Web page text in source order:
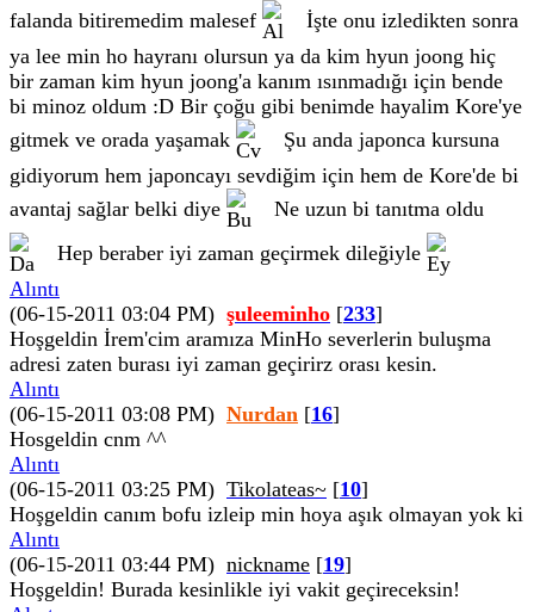
falanda bitiremedim malesef
İşte onu izledikten sonra
ya lee min ho hayranı olursun ya da kim hyun joong hiç
bir zaman kim hyun joong'a kanım ısınmadığı için bende
bi minoz oldum :D Bir çoğu gibi benimde hayalim Kore'ye
gitmek ve orada yaşamak
Şu anda japonca kursuna
gidiyorum hem japoncayı sevdiğim için hem de Kore'de bi
avantaj sağlar belki diye
Ne uzun bi tanıtma oldu
Hep beraber iyi zaman geçirmek dileğiyle
Alıntı
(06-15-2011 03:04 PM) şuleeminho [233]
Hoşgeldin İrem'cim aramıza MinHo severlerin buluşma
adresi zaten burası iyi zaman geçirirz orası kesin.
Alıntı
(06-15-2011 03:08 PM) Nurdan [16]
Hosgeldin cnm ^^
Alıntı
(06-15-2011 03:25 PM) Tikolateas~ [10]
Hoşgeldin canım bofu izleip min hoya aşık olmayan yok ki
Alıntı
(06-15-2011 03:44 PM) nickname [19]
Hoşgeldin! Burada kesinlikle iyi vakit geçireceksin!